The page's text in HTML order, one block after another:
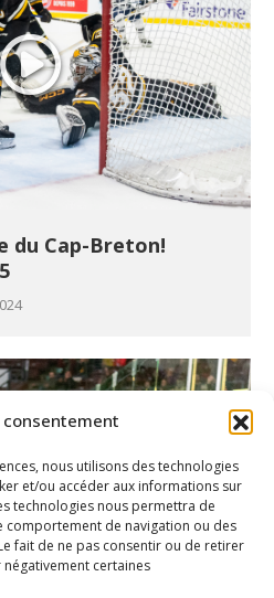
consentement
nous utilisons des technologies
et/ou accéder aux informations sur
technologies nous permettra de
comportement de navigation ou des
fait de ne pas consentir ou de retirer
certaines
du Cap-Breton!